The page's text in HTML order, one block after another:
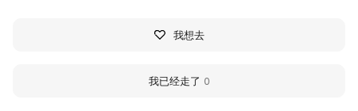
我想去
我已经走了 0